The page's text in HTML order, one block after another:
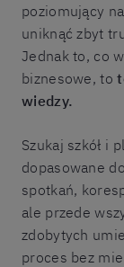
poziomujący
uniknąć zbyt
Jednak to, co
biznesowe, to
wiedzy.
Szukaj szkół i
dopasowane
spotkań,
ale przede
zdobytych
proces bez